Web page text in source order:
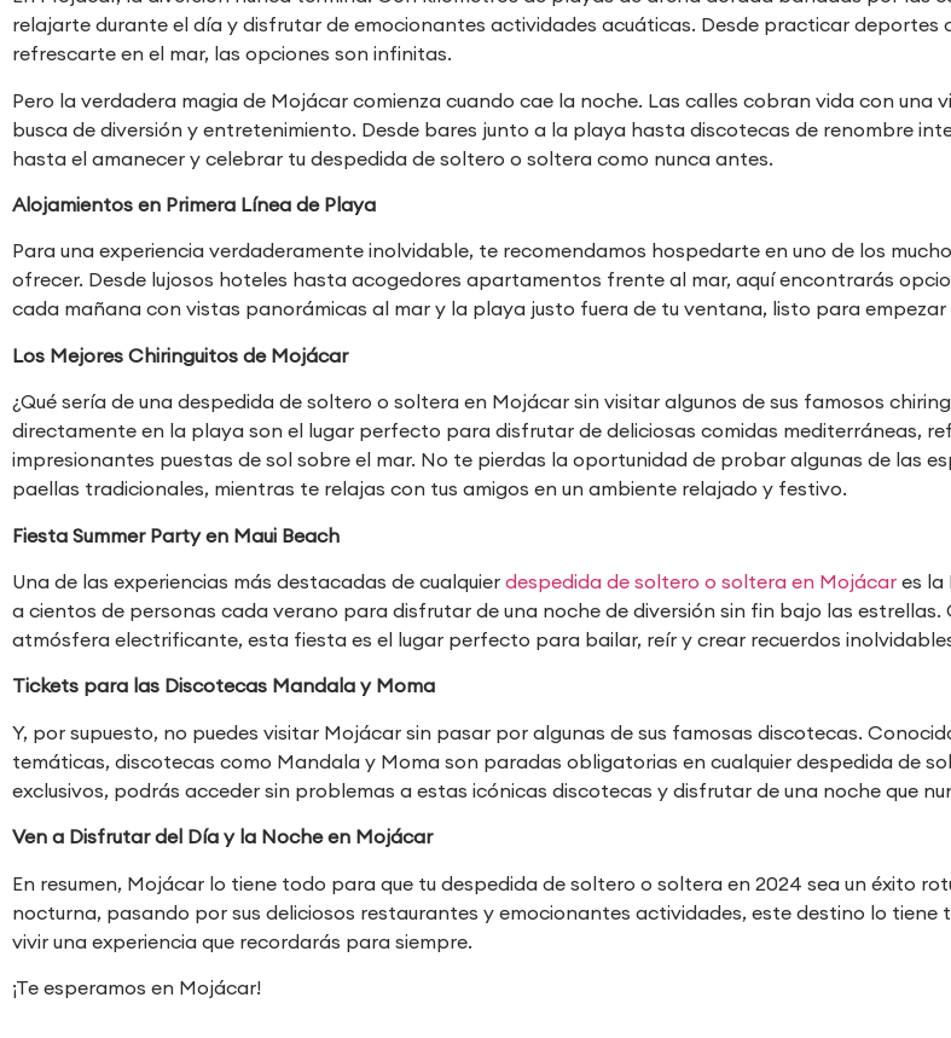
relajarte durante el día y disfrutar de emocionantes actividades acuáticas. Desde practicar
refrescarte en el mar, las opciones son infinitas.
Pero la verdadera magia de Mojácar comienza cuando cae la noche. Las calles cobran vida con
busca de diversión y entretenimiento. Desde bares junto a la playa hasta discotecas de renombre
hasta el amanecer y celebrar tu despedida de soltero o soltera como nunca antes.
Alojamientos en Primera Línea de Playa
Para una experiencia verdaderamente inolvidable, te recomendamos hospedarte en uno de los
ofrecer. Desde lujosos hoteles hasta acogedores apartamentos frente al mar, aquí encontrarás
cada mañana con vistas panorámicas al mar y la playa justo fuera de tu ventana, listo para
Los Mejores Chiringuitos de Mojácar
¿Qué sería de una despedida de soltero o soltera en Mojácar sin visitar algunos de sus famosos
directamente en la playa son el lugar perfecto para disfrutar de deliciosas comidas mediterráneas,
impresionantes puestas de sol sobre el mar. No te pierdas la oportunidad de probar algunas de las
paellas tradicionales, mientras te relajas con tus amigos en un ambiente relajado y festivo.
Fiesta Summer Party en Maui Beach
Una de las experiencias más destacadas de cualquier despedida de soltero o soltera en Mojácar es la
a cientos de personas cada verano para disfrutar de una noche de diversión sin fin bajo las
atmósfera electrificante, esta fiesta es el lugar perfecto para bailar, reír y crear recuerdos
Tickets para las Discotecas Mandala y Moma
Y, por supuesto, no puedes visitar Mojácar sin pasar por algunas de sus famosas discotecas.
temáticas, discotecas como Mandala y Moma son paradas obligatorias en cualquier despedida de
exclusivos, podrás acceder sin problemas a estas icónicas discotecas y disfrutar de una noche que
Ven a Disfrutar del Día y la Noche en Mojácar
En resumen, Mojácar lo tiene todo para que tu despedida de soltero o soltera en 2024 sea un éxito
nocturna, pasando por sus deliciosos restaurantes y emocionantes actividades, este destino lo
vivir una experiencia que recordarás para siempre.
¡Te esperamos en Mojácar!